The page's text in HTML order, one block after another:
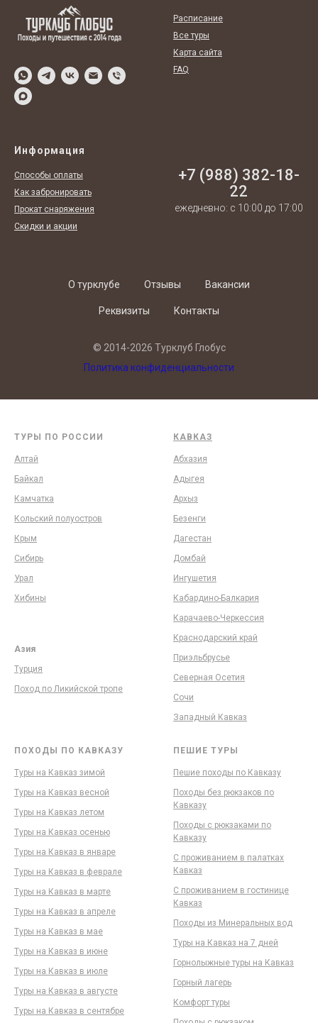
Расписание
Все туры
Карта сайта
FAQ
Информация
Способы оплаты
Как забронировать
Прокат снаряжения
Скидки и акции
+7 (988) 382-18-
22
ежедневно: с 10:00 до 17:00
О турклубе Отзывы Вакансии
Реквизиты Контакты
© 2014-2026 Турклуб Глобус
Политика конфиденциальности
ТУРЫ ПО РОССИИ
Алтай
Байкал
Камчатка
Кольский полуостров
Крым
Сибирь
Урал
Хибины
Азия
Турция
Поход по Ликийской тропе
КАВКАЗ
Абхазия
Адыгея
Архыз
Безенги
Дагестан
Домбай
Ингушетия
Кабардино-Балкария
Карачаево-Черкессия
Краснодарский край
Приэльбрусье
Северная Осетия
Сочи
Западный Кавказ
ПОХОДЫ ПО КАВКАЗУ
Туры на Кавказ зимой
Туры на Кавказ весной
Туры на Кавказ летом
Туры на Кавказ осенью
Туры на Кавказ в январе
Туры на Кавказ в феврале
Туры на Кавказ в марте
Туры на Кавказ в апреле
Туры на Кавказ в мае
Туры на Кавказ в июне
Туры на Кавказ в июле
Туры на Кавказ в августе
Туры на Кавказ в сентябре
ПЕШИЕ ТУРЫ
Пешие походы по Кавказу
Походы без рюкзаков по
Кавказу
Походы с рюкзаками по
Кавказу
С проживанием в палатках
Кавказ
С проживанием в гостинице
Кавказ
Походы из Минеральных вод
Туры на Кавказ на 7 дней
Горнолыжные туры на Кавказ
Горный лагерь
Комфорт туры